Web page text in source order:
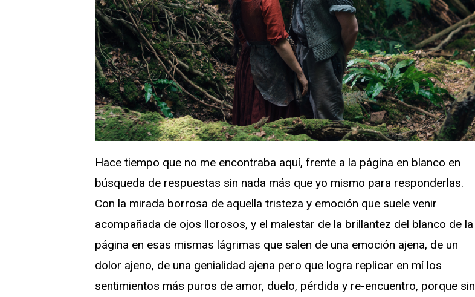
Hace tiempo que no me encontraba aquí, frente a la página en blanco en
búsqueda de respuestas sin nada más que yo mismo para responderlas.
Con la mirada borrosa de aquella tristeza y emoción que suele venir
acompañada de ojos llorosos, y el malestar de la brillantez del blanco de la
página en esas mismas lágrimas que salen de una emoción ajena, de un
dolor ajeno, de una genialidad ajena pero que logra replicar en mí los
sentimientos más puros de amor, duelo, pérdida y re-encuentro, porque sin